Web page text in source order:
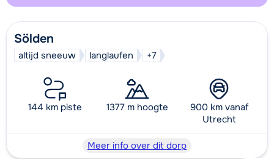
Sölden
altijd sneeuw langlaufen +7
144 km piste 1377 m hoogte
900 km vanaf
Utrecht
Meer info over dit dorp